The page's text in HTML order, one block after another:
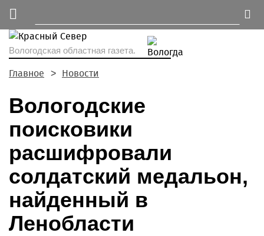
Вологодская областная газета.
Главное Новости
Вологодские
поисковики
расшифровали
солдатский медальон,
найденный в
Ленобласти